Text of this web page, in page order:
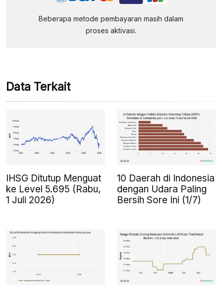
Beberapa metode pembayaran masih dalam
proses aktivasi.
Data Terkait
IHSG Ditutup Menguat
ke Level 5.695 (Rabu,
1 Juli 2026)
10 Daerah di Indonesia
dengan Udara Paling
Bersih Sore Ini (1/7)